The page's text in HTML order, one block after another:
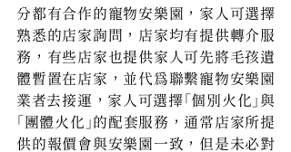
分都有合作的寵物安樂園，家人可選擇
熟悉的店家詢問，店家均有提供轉介服
務，有些店家也提供家人可先將毛孩遺
體暫置在店家，並代為聯繫寵物安樂園
業者去接運，家人可選擇「個別火化」與
「團體火化」的配套服務，通常店家所提
供的報價會與安樂園一致，但是未必對